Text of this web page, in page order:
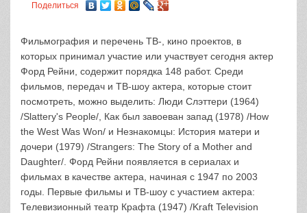
Поделиться
Фильмография и перечень ТВ-, кино проектов, в
которых принимал участие или участвует сегодня актер
Форд Рейни, содержит порядка 148 работ. Среди
фильмов, передач и ТВ-шоу актера, которые стоит
посмотреть, можно выделить: Люди Слэттери (1964)
/Slattery's People/, Как был завоеван запад (1978) /How
the West Was Won/ и Незнакомцы: История матери и
дочери (1979) /Strangers: The Story of a Mother and
Daughter/. Форд Рейни появляется в сериалах и
фильмах в качестве актера, начиная с 1947 по 2003
годы. Первые фильмы и ТВ-шоу с участием актера:
Телевизионный театр Крафта (1947) /Kraft Television